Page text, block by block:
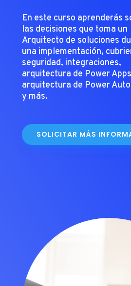
En este curso aprenderás
las decisiones que toma un
Arquitecto de soluciones
una implementación,
seguridad, integraciones,
arquitectura de Power
arquitectura de Power
y más.
SOLICITAR MÁS